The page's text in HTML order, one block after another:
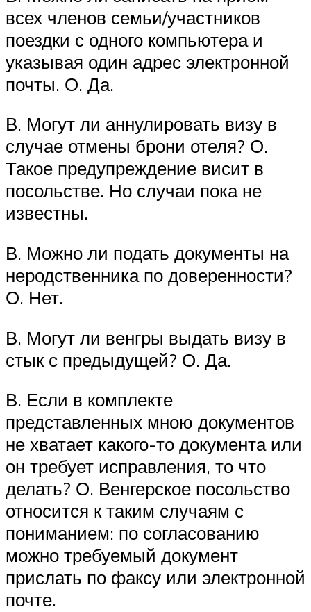
всех членов семьи/участников
поездки с одного компьютера и
указывая один адрес электронной
почты. О. Да.
В. Могут ли аннулировать визу в
случае отмены брони отеля? О.
Такое предупреждение висит в
посольстве. Но случаи пока не
известны.
В. Можно ли подать документы на
неродственника по доверенности?
О. Нет.
В. Могут ли венгры выдать визу в
стык с предыдущей? О. Да.
В. Если в комплекте
представленных мною документов
не хватает какого-то документа или
он требует исправления, то что
делать? О. Венгерское посольство
относится к таким случаям с
пониманием: по согласованию
можно требуемый документ
прислать по факсу или электронной
почте.